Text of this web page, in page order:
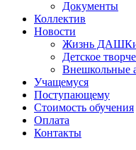
Документы
Коллектив
Новости
Жизнь ДАШКи
Детское
Внешкольные
Учащемуся
Поступающему
Стоимость обучения
Оплата
Контакты